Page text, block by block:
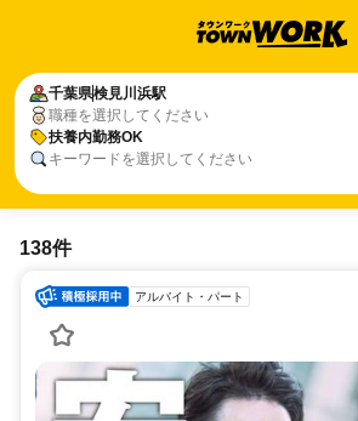
千葉県検見川浜駅
職種を選択してください
扶養内勤務OK
キーワードを選択してください
138件
アルバイト・パート